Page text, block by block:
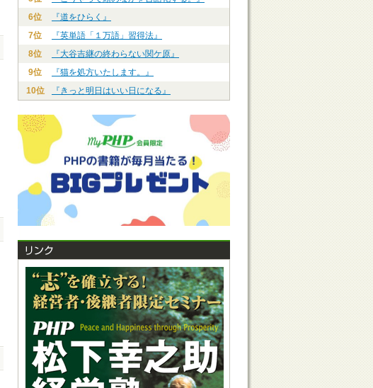
6位
『道をひらく』
7位
『英単語「１万語」習得法』
8位
『大谷吉継の終わらない関ケ原』
9位
『猫を処方いたします。』
10位
『きっと明日はいい日になる』